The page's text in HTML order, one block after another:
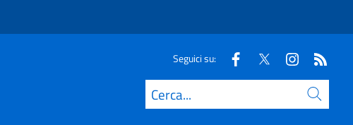
Seguici su:
Cerca